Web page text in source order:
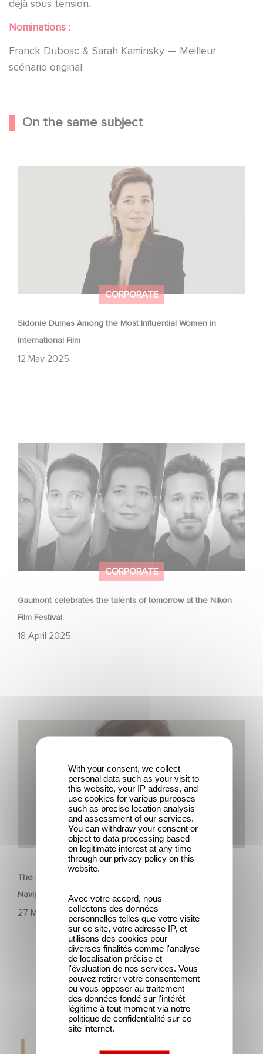
déjà sous tension.
Nominations :
Franck Dubosc & Sarah Kaminsky — Meilleur
scénario original
On the same subject
CORPORATE
Sidonie Dumas Among the Most Influential Women in
International Film
12 May 2025
Sidonie Dumas Among the Most Influential Women in
CORPORATE
Gaumont celebrates the talents of tomorrow at the Nikon
Film Festival.
18 April 2025
Gaumont celebrates the talents of tomorrow at the
Nikon Film Festival.
CORPORATE
The Hollywood Reporter: How Gaumont Germany Is
Navigating TV Drama’s Big Shake-Up
27 March 2025
The Hollywood Reporter: How Gaumont Germany Is
Navigating TV Drama’s Big Shake-Up
Gaumont wins two award at the Lauriers de
With your consent, we collect
personal data such as your visit to
this website, your IP address, and
use cookies for various purposes
such as precise location analysis
and assessment of our services.
You can withdraw your consent or
object to data processing based
on legitimate interest at any time
through our privacy policy on this
website.
Avec votre accord, nous
collectons des données
personnelles telles que votre visite
sur ce site, votre adresse IP, et
utilisons des cookies pour
diverses finalités comme l'analyse
de localisation précise et
l'évaluation de nos services. Vous
pouvez retirer votre consentement
ou vous opposer au traitement
des données fondé sur l'intérêt
légitime à tout moment via notre
politique de confidentialité sur ce
site internet.